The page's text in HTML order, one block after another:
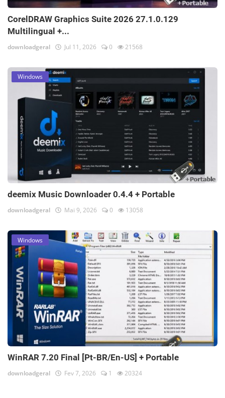
CorelDRAW Graphics Suite 2026 27.1.0.129
Multilingual +...
downloadgeral Jul 11, 2026 0 21568
Windows
deemix Music Downloader 0.4.4 + Portable
downloadgeral Mai 9, 2026 0 13058
Windows
WinRAR 7.20 Final [Pt-BR/En-US] + Portable
downloadgeral Fev 7, 2026 1 20324